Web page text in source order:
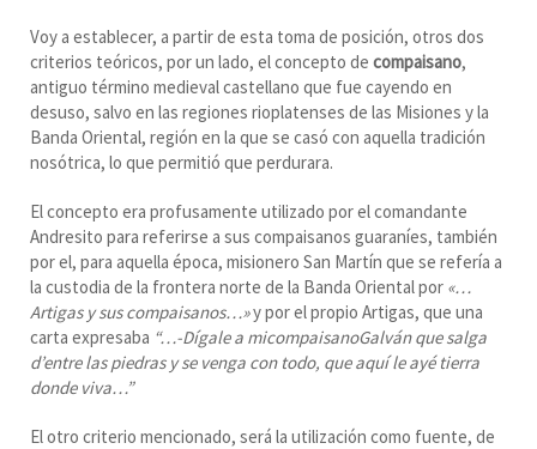
Voy a establecer, a partir de esta toma de posición, otros dos
criterios teóricos, por un lado, el concepto de compaisano,
antiguo término medieval castellano que fue cayendo en
desuso, salvo en las regiones rioplatenses de las Misiones y la
Banda Oriental, región en la que se casó con aquella tradición
nosótrica, lo que permitió que perdurara.
El concepto era profusamente utilizado por el comandante
Andresito para referirse a sus compaisanos guaraníes, también
por el, para aquella época, misionero San Martín que se refería a
la custodia de la frontera norte de la Banda Oriental por «…
Artigas y sus compaisanos…»y por el propio Artigas, que una
carta expresaba “…-Dígale a micompaisanoGalván que salga
d’entre las piedras y se venga con todo, que aquí le ayé tierra
donde viva…”
El otro criterio mencionado, será la utilización como fuente, de